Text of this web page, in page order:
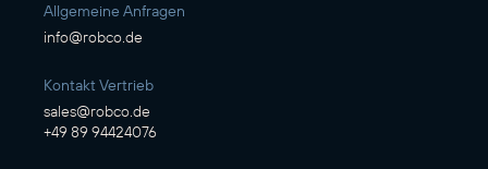
Allgemeine Anfragen
info@robco.de
Kontakt Vertrieb
sales@robco.de
+49 89 94424076